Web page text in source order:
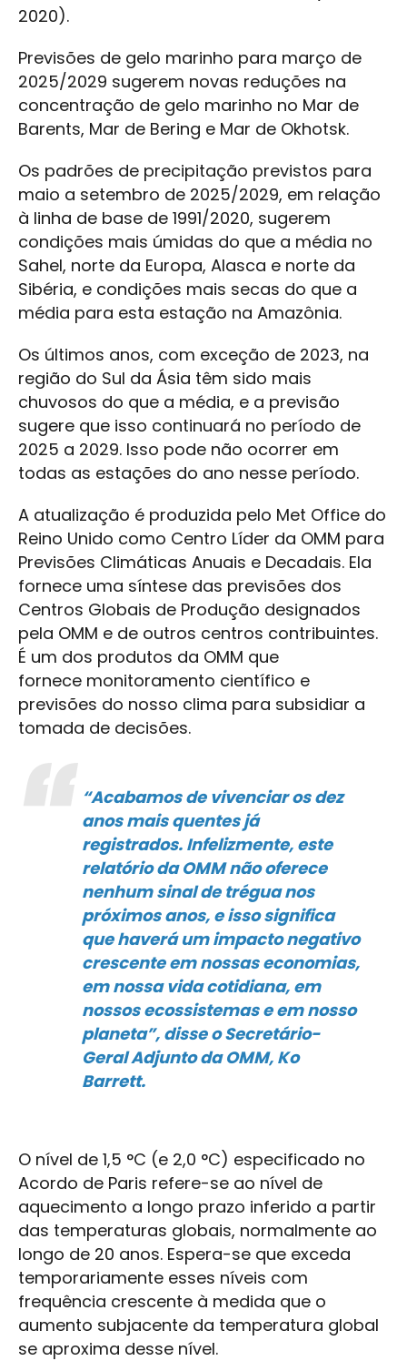
2020).
Previsões de gelo marinho para março de
2025/2029 sugerem novas reduções na
concentração de gelo marinho no Mar de
Barents, Mar de Bering e Mar de Okhotsk.
Os padrões de precipitação previstos para
maio a setembro de 2025/2029, em relação
à linha de base de 1991/2020, sugerem
condições mais úmidas do que a média no
Sahel, norte da Europa, Alasca e norte da
Sibéria, e condições mais secas do que a
média para esta estação na Amazônia.
Os últimos anos, com exceção de 2023, na
região do Sul da Ásia têm sido mais
chuvosos do que a média, e a previsão
sugere que isso continuará no período de
2025 a 2029. Isso pode não ocorrer em
todas as estações do ano nesse período.
A atualização é produzida pelo Met Office do
Reino Unido como Centro Líder da OMM para
Previsões Climáticas Anuais e Decadais. Ela
fornece uma síntese das previsões dos
Centros Globais de Produção designados
pela OMM e de outros centros contribuintes.
É um dos produtos da OMM que
fornece monitoramento científico e
previsões do nosso clima para subsidiar a
tomada de decisões.
“Acabamos de vivenciar os dez
anos mais quentes já
registrados. Infelizmente, este
relatório da OMM não oferece
nenhum sinal de trégua nos
próximos anos, e isso significa
que haverá um impacto negativo
crescente em nossas economias,
em nossa vida cotidiana, em
nossos ecossistemas e em nosso
planeta”, disse o Secretário-
Geral Adjunto da OMM, Ko
Barrett.
O nível de 1,5 °C (e 2,0 °C) especificado no
Acordo de Paris refere-se ao nível de
aquecimento a longo prazo inferido a partir
das temperaturas globais, normalmente ao
longo de 20 anos. Espera-se que exceda
temporariamente esses níveis com
frequência crescente à medida que o
aumento subjacente da temperatura global
se aproxima desse nível.